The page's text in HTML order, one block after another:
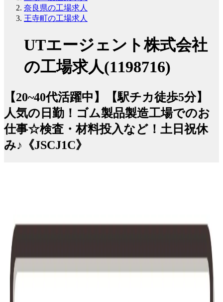
奈良県の工場求人
王寺町の工場求人
UTエージェント株式会社
の工場求人(1198716)
【20~40代活躍中】【駅チカ徒歩5分】
人気の日勤！ゴム製品製造工場でのお
仕事☆検査・材料投入など！土日祝休
み♪《JSCJ1C》